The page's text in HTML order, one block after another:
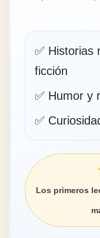
✅ Historias
ficción
✅ Humor y
✅
Los primeros